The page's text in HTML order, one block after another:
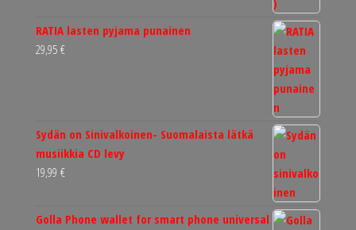
RATIA lasten pyjama punainen
29,95 €
Sydän on Sinivalkoinen- Suomalaista lätkä
musiikkia CD levy
19,99 €
Golla Phone wallet for smart phone universal